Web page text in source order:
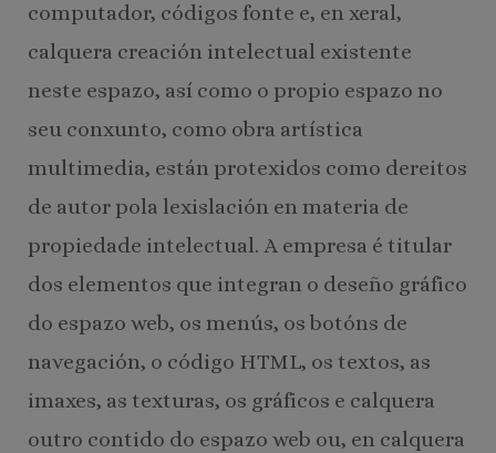
computador, códigos fonte e, en xeral,
calquera creación intelectual existente
neste espazo, así como o propio espazo no
seu conxunto, como obra artística
multimedia, están protexidos como dereitos
de autor pola lexislación en materia de
propiedade intelectual. A empresa é titular
dos elementos que integran o deseño gráfico
do espazo web, os menús, os botóns de
navegación, o código HTML, os textos, as
imaxes, as texturas, os gráficos e calquera
outro contido do espazo web ou, en calquera